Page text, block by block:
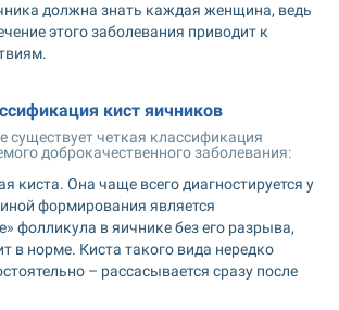
должна знать каждая женщина, ведь
этого заболевания приводит к
кист яичников
существует четкая классификация
доброкачественного заболевания:
киста. Она чаще всего диагностируется у
формирования является
фолликула в яичнике без его разрыва,
в норме. Киста такого вида нередко
– рассасывается сразу после